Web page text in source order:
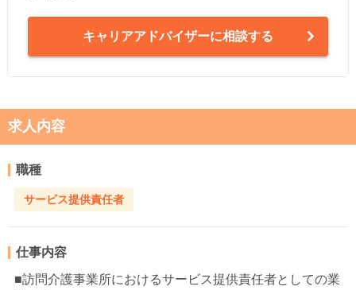
キャリアアドバイザーに相談する
求人内容
職種
サービス提供責任者
仕事内容
■訪問介護事業所におけるサービス提供責任者としての業